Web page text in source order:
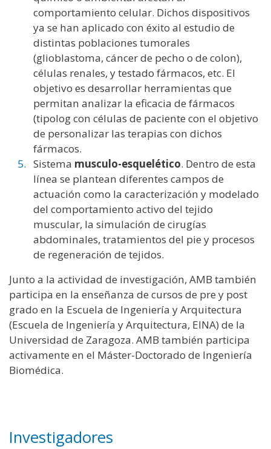
comportamiento celular. Dichos dispositivos
ya se han aplicado con éxito al estudio de
distintas poblaciones tumorales
(glioblastoma, cáncer de pecho o de colon),
células renales, y testado fármacos, etc. El
objetivo es desarrollar herramientas que
permitan analizar la eficacia de fármacos
(tipolog con células de paciente con el objetivo
de personalizar las terapias con dichos
fármacos.
Sistema musculo-esquelético. Dentro de esta
línea se plantean diferentes campos de
actuación como la caracterización y modelado
del comportamiento activo del tejido
muscular, la simulación de cirugías
abdominales, tratamientos del pie y procesos
de regeneración de tejidos.
Junto a la actividad de investigación, AMB también
participa en la enseñanza de cursos de pre y post
grado en la Escuela de Ingeniería y Arquitectura
(Escuela de Ingeniería y Arquitectura, EINA) de la
Universidad de Zaragoza. AMB también participa
activamente en el Máster-Doctorado de Ingeniería
Biomédica.
Investigadores